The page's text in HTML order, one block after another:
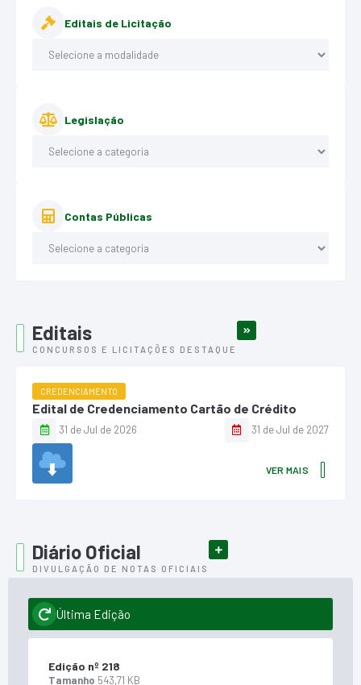
Editais de Licitação
Legislação
Contas Públicas
Editais
CONCURSOS E LICITAÇÕES DESTAQUE
CREDENCIAMENTO
Edital de Credenciamento Cartão de Crédito
31 de Jul de 2026 31 de Jul de 2027
VER MAIS
Diário Oficial
DIVULGAÇÃO DE NOTAS OFICIAIS
Última Edição
Edição nº 218
Tamanho 543,71 KB